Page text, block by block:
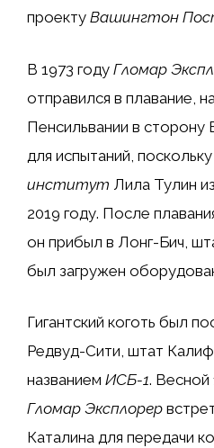
проекту Вашингтон
В 1973 году Гломар
отправился в плавание,
Пенсильвании в сторону
для испытаний, поскольку
институт Лила Тулин
2019 году. После
он прибыл в Лонг-Бич,
был загружен
Гигантский коготь был
Редвуд-Сити, штат
названием ИСБ-1. Весной
Гломар Эксплорер
Каталина для передачи